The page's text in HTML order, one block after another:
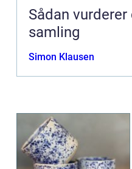
Sådan
samling
Simon Klausen